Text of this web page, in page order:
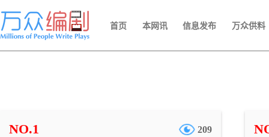
首页 本网讯 信息发布 万众供料
NO.1 209